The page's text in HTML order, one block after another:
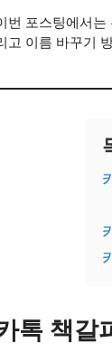
번 포스팅에서
고 이름 바꾸기
톡 책갈